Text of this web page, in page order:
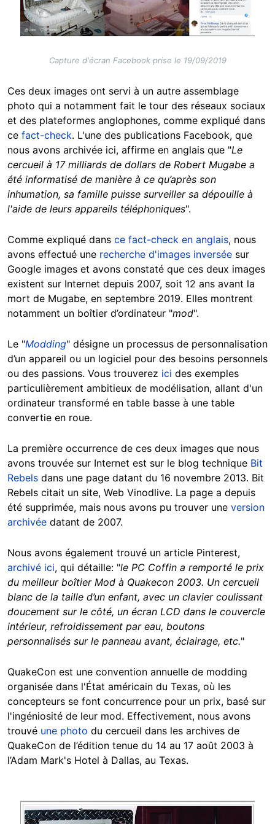
Capture d'écran Facebook prise le 19/09/2019
Ces deux images ont servi à un autre assemblage
photo qui a notamment fait le tour des réseaux sociaux
et des plateformes anglophones, comme expliqué dans
ce fact-check. L'une des publications Facebook, que
nous avons archivée ici, affirme en anglais que "Le
cercueil à 17 milliards de dollars de Robert Mugabe a
été informatisé de manière à ce qu’après son
inhumation, sa famille puisse surveiller sa dépouille à
l'aide de leurs appareils téléphoniques".
Comme expliqué dans ce fact-check en anglais, nous
avons effectué une recherche d'images inversée sur
Google images et avons constaté que ces deux images
existent sur Internet depuis 2007, soit 12 ans avant la
mort de Mugabe, en septembre 2019. Elles montrent
notamment un boîtier d’ordinateur "mod".
Le "Modding" désigne un processus de personnalisation
d’un appareil ou un logiciel pour des besoins personnels
ou des passions. Vous trouverez ici des exemples
particulièrement ambitieux de modélisation, allant d'un
ordinateur transformé en table basse à une table
convertie en roue.
La première occurrence de ces deux images que nous
avons trouvée sur Internet est sur le blog technique Bit
Rebels dans une page datant du 16 novembre 2013. Bit
Rebels citait un site, Web Vinodlive. La page a depuis
été supprimée, mais nous avons pu trouver une version
archivée datant de 2007.
Nous avons également trouvé un article Pinterest,
archivé ici, qui détaille: "le PC Coffin a remporté le prix
du meilleur boîtier Mod à Quakecon 2003. Un cercueil
blanc de la taille d’un enfant, avec un clavier coulissant
doucement sur le côté, un écran LCD dans le couvercle
intérieur, refroidissement par eau, boutons
personnalisés sur le panneau avant, éclairage, etc."
QuakeCon est une convention annuelle de modding
organisée dans l'État américain du Texas, où les
concepteurs se font concurrence pour un prix, basé sur
l'ingéniosité de leur mod. Effectivement, nous avons
trouvé une photo du cercueil dans les archives de
QuakeCon de l’édition tenue du 14 au 17 août 2003 à
l’Adam Mark's Hotel à Dallas, au Texas.
Image